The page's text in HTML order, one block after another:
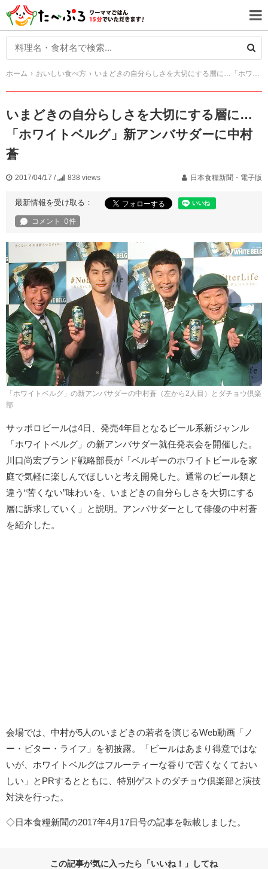
ホーム おいしい食べ方 いまどきの自分らしさを大切にする層に…「ホワイトベルグ」新アンバサダーに中村蒼
いまどきの自分らしさを大切にする層に…
「ホワイトベルグ」新アンバサダーに中村
蒼
2017/04/17 / 838 views 日本食糧新聞・電子版
最新情報を受け取る：
「ホワイトベルグ」の新アンバサダーの中村蒼（左から2人目）とダチョウ倶楽
部
サッポロビールは4日、発売4年目となるビール系新ジャンル
「ホワイトベルグ」の新アンバサダー就任発表会を開催した。
川口尚宏ブランド戦略部長が「ベルギーのホワイトビールを家
庭で気軽に楽しんでほしいと考え開発した。通常のビール類と
違う“苦くない”味わいを、いまどきの自分らしさを大切にする
層に訴求していく」と説明。アンバサダーとして俳優の中村蒼
を紹介した。
会場では、中村が5人のいまどきの若者を演じるWeb動画「ノ
ー・ビター・ライフ」を初披露。「ビールはあまり得意ではな
いが、ホワイトベルグはフルーティーな香りで苦くなくておい
しい」とPRするとともに、特別ゲストのダチョウ倶楽部と演技
対決を行った。
◇日本食糧新聞の2017年4月17日号の記事を転載しました。
この記事が気に入ったら「いいね！」してね